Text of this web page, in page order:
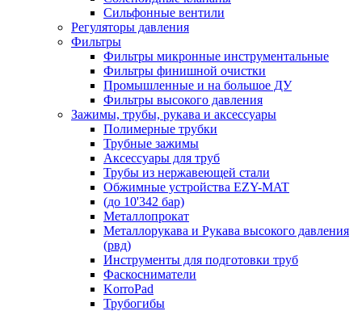
Сильфонные вентили
Регуляторы давления
Фильтры
Фильтры микронные инструментальные
Фильтры финишной очистки
Промышленные и на большое ДУ
Фильтры высокого давления
Зажимы, трубы, рукава и аксессуары
Полимерные трубки
Трубные зажимы
Аксессуары для труб
Трубы из нержавеющей стали
Обжимные устройства EZY-MAT
(до 10'342 бар)
Металлопрокат
Металлорукава и Рукава высокого давления
(рвд)
Инструменты для подготовки труб
Фаскосниматели
KorroPad
Трубогибы